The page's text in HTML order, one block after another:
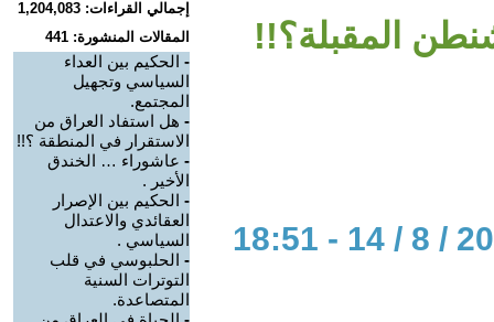
المقبلة؟!!
إجمالي القراءات: 1,204,083
المقالات المنشورة: 441
- الحكيم بين العداء
السياسي وتجهيل
المجتمع.
- هل استفاد العراق من
الاستقرار في المنطقة ؟!!
- عاشوراء … الخندق
الأخير .
- الحكيم بين الإصرار
العقائدي والاعتدال
السياسي .
- الحلبوسي في قلب
التوترات السنية
المتصاعدة.